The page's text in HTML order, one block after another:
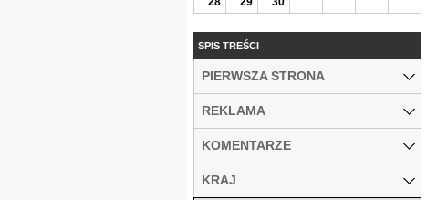
SPIS TREŚCI
PIERWSZA STRONA
REKLAMA
KOMENTARZE
KRAJ